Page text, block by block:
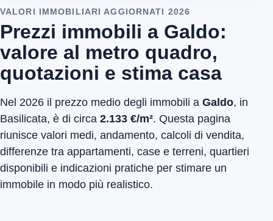
VALORI IMMOBILIARI AGGIORNATI 2026
Prezzi immobili a Galdo:
valore al metro quadro,
quotazioni e stima casa
Nel 2026 il prezzo medio degli immobili a Galdo, in
Basilicata, è di circa 2.133 €/m². Questa pagina
riunisce valori medi, andamento, calcoli di vendita,
differenze tra appartamenti, case e terreni, quartieri
disponibili e indicazioni pratiche per stimare un
immobile in modo più realistico.